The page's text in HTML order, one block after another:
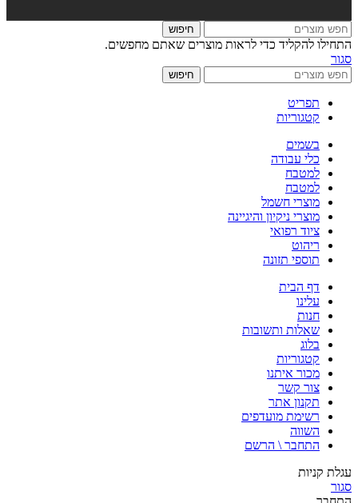
חיפוש
התחילו להקליד כדי לראות מוצרים שאתם מחפשים.
סגור
חיפוש
תפריט
קטגוריות
בשמים
כלי עבודה
למטבח
למטבח
מוצרי חשמל
מוצרי ניקיון והיגיינה
ציוד רפואי
ריהוט
תוספי תזונה
דף הבית
עלינו
חנות
שאלות ותשובות
בלוג
קטגוריות
מכור איתנו
צור קשר
תקנון אתר
רשימת מועדפים
השווה
התחבר \ הרשם
עגלת קניות
סגור